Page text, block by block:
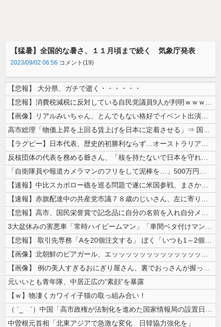
【猛暑】全国的な暑さ、１１月頃まで続く 気象庁発表
2023/09/02 06:56 コメント(19)
【悲報】 大分県、ガチで逝く・・・・・・
【悲報】消費税減税に反対している自民党議員9人が判明ｗｗｗｗｗｗ
【画像】リアルみいちゃん、とんでもない格好でイベント出演するwwwww...
高市総理「物価上昇を上回る賃上げを日本に定着させる」⇒ 国家公務員月...
【ラグビー】日本代表、歴史的初勝利ならず…オーストラリアに逆転負け ８...
反核団体の代表を務める爺さん、「核を持たないで日本を守れますか」と中学...
「自衛隊員や報道カメラマンのフリをして泥棒を…」500万円分の預金通帳...
【速報】中比スカボロー礁を巡る問題で遂に米国参戦、まさかのこっち擁護で...
【速報】赤旗配達中の共産党市議７８歳のじいさん、左に寄りすぎたか車で民...
【悲報】高市、国民栄誉賞で記念品に自分の名前を入れ自分メインのPV撮影...
3大盆休みの害悪車「常時ハイビームマン」「車間ベタ付けマン」「法定速度...
【悲報】 取引先専務「Aを20個注文する」 ぼく「いつも1～2個しか使...
【画像】北朝鮮のビアガール、エッッッッッッッッッッッッッッッッッ！
【画像】 例の美人すぎるおにぎり屋さん、裏でおっさんが握っていたｗｗｗ...
元いいとも青年隊、中居正広の”素顔”を暴露
【ｗ】物凄くカワイイ子猫の取っ組み合い！
（ ´_ゝ`）中国「高市政権が法制化を進めた国家情報局の設置日が7月3...
中曽根元首相「北東アジアで急激な変化 日韓協力強化を」